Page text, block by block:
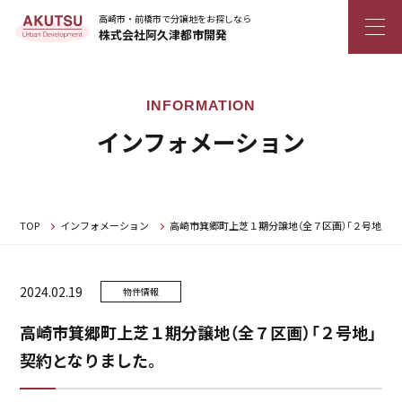
高崎市・前橋市で分譲地をお探しなら
株式会社阿久津都市開発
インフォメーション
TOP インフォメーション 高崎市箕郷町上芝１期分譲地（全７区画）「２号地」
2024.02.19 物件情報
高崎市箕郷町上芝１期分譲地（全７区画）「２号地」
契約となりました。